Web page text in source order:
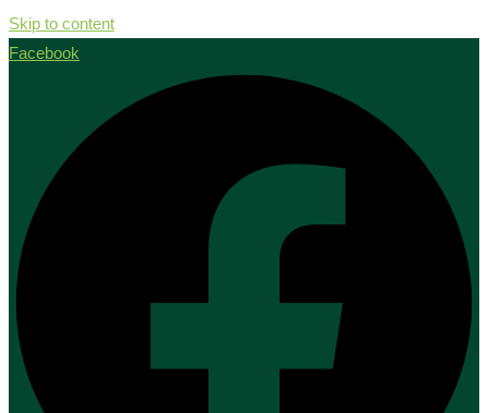
Skip to content
Facebook